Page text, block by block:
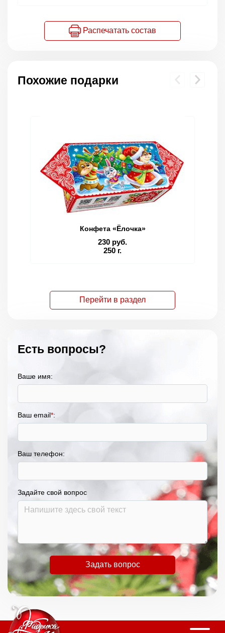
Распечатать состав
Похожие подарки
Конфета «Ёлочка»
230 руб.
250 г.
Перейти в раздел
Есть вопросы?
Ваше имя:
Ваш email*:
Ваш телефон:
Задайте свой вопрос
Задать вопрос